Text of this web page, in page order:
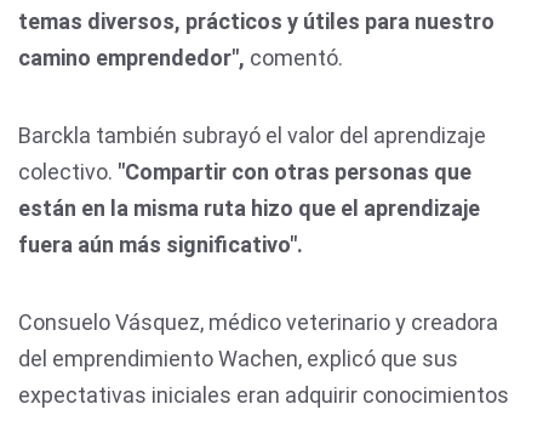
temas diversos, prácticos y útiles para nuestro
camino emprendedor", comentó.
Barckla también subrayó el valor del aprendizaje
colectivo. "Compartir con otras personas que
están en la misma ruta hizo que el aprendizaje
fuera aún más significativo".
Consuelo Vásquez, médico veterinario y creadora
del emprendimiento Wachen, explicó que sus
expectativas iniciales eran adquirir conocimientos